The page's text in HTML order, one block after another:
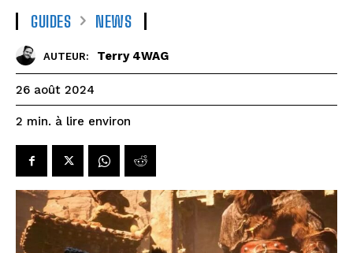
GUIDES NEWS
AUTEUR: Terry 4WAG
26 août 2024
2 min. à lire environ